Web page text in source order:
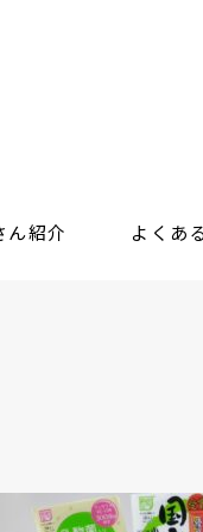
ん紹介 よくあ